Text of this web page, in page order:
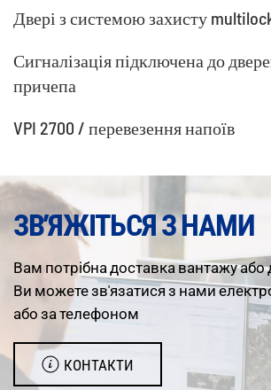
Двері з системою захисту
Сигналізація підключена до
причепа
VPI 2700 / перевезення напоїв
ЗВ’ЯЖІТЬСЯ З НАМИ
Вам потрібна доставкавантажуабо
Ви можете зв'язатися з нами
або за телефоном
КОНТАКТИ